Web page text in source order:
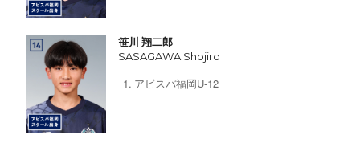
笹川 翔二郎
SASAGAWA Shojiro
アビスパ福岡U-12